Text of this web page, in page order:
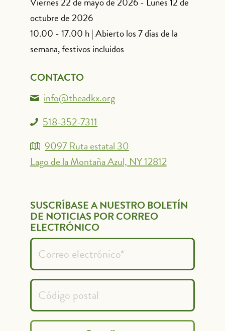
octubre de 2026
10.00 - 17.00 h | Abierto los 7 días de la
semana, festivos incluidos
CONTACTO
info@theadkx.org
518-352-7311
9097 Ruta estatal 30
Lago de la Montaña Azul, NY 12812
SUSCRÍBASE A NUESTRO BOLETÍN
DE NOTICIAS POR CORREO
ELECTRÓNICO